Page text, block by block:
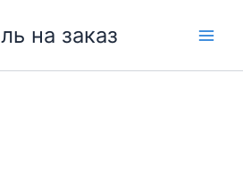
на заказ